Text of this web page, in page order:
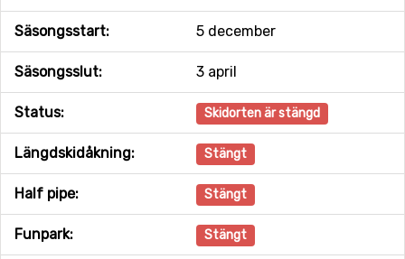
Säsongsstart: 5 december
Säsongsslut: 3 april
Status: Skidorten är stängd
Längdskidåkning: Stängt
Half pipe: Stängt
Funpark: Stängt